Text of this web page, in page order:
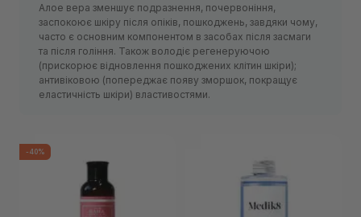
Алое вера зменшує подразнення, почервоніння,
заспокоює шкіру після опіків, пошкоджень, завдяки чому,
часто є основним компонентом в засобах після засмаги
та після гоління. Також володіє регенеруючою
(прискорює відновлення пошкоджених клітин шкіри);
антивіковою (попереджає появу зморшок, покращує
еластичність шкіри) властивостями.
-40%